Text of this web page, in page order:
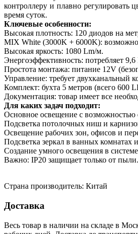
контроллеру и плавно регулировать
время суток.
Ключевые особенности:
Высокая плотность: 120 диодов на
MIX White (3000K + 6000K):
Высокая яркость: 1080 Lm/м.
Энергоэффективность: потребляет
Простота монтажа: питание 12V
Управление: требует двухканальный
Комплект: бухта 5 метров (всего 600
Документация: товар имеет все
Для каких задач подходит:
Основное освещение с возможностью
Подсветка потолочных ниш и
Освещение рабочих зон, офисов и
Подсветка зеркал в ванных комнатах
Создание умного освещения в
Важно: IP20 защищает только от
Страна производитель: Китай
Доставка
Весь товар в наличии на складе в